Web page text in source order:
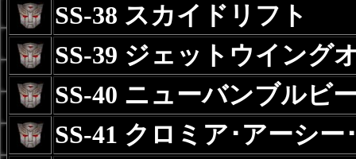
SS-38 スカイドリフト
SS-39 ジェットウイング
SS-40 ニューバンブルビ
SS-41 クロミア･アーシー